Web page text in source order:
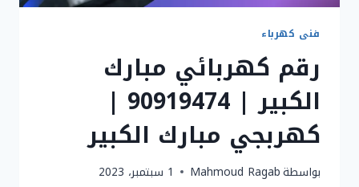
فنى كهرباء
رقم كهربائي مبارك
الكبير | 90919474 |
كهربجي مبارك الكبير
بواسطةMahmoud Ragab 1 سبتمبر، 2023